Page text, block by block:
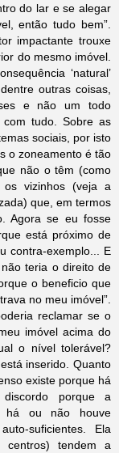
do lar e se alegar
então tudo bem”.
impactante trouxe
do mesmo imóvel.
‘natural’
outras coisas,
e não um todo
com tudo. Sobre as
sociais, por isto
o zoneamento é tão
não o têm (como
os vizinhos (veja a
que, em termos
Agora se eu fosse
está próximo de
contra-exemplo... E
teria o direito de
o beneficio que
no meu imóvel”.
reclamar se o
imóvel acima do
o nível tolerável?
inserido. Quanto
existe porque há
discordo porque a
há ou não houve
suficientes. Ela
tendem a